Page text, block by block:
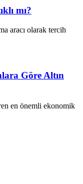
mı?
aracı olarak tercih
Göre Altın
en önemli ekonomik